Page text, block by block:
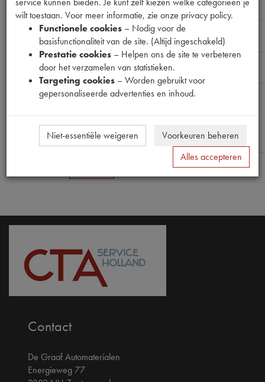
SMEERNIPPEL M7 90GR
Naam
E-mailadres
:
Contact
De Graaf Automaterialen
Energieweg 77
wilt toestaan. Voor meer informatie, zie onze privacy policy.
Functionele cookies – Nodig voor de
basisfunctionaliteit van de site. (Altijd ingeschakeld)
Prestatie cookies – Helpen ons de site te verbeteren
door het verzamelen van statistieken.
Targeting cookies – Worden gebruikt voor
gepersonaliseerde advertenties en inhoud.
Niet-essentiële weigeren
Voorkeuren beheren
Alles accepteren